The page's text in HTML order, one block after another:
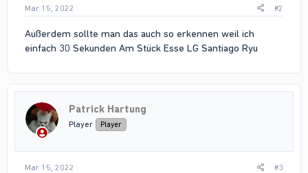
Mar 15, 2022 #2
Außerdem sollte man das auch so erkennen weil ich
einfach 30 Sekunden Am Stück Esse LG Santiago Ryu
Patrick Hartung
Player Player
Mar 15, 2022 #3